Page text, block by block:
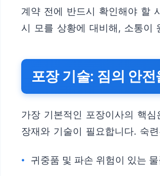
계약 전에 반드시 확인해야 할
시 모를 상황에 대비해, 소통이
포장 기술: 짐의 안
가장 기본적인 포장이사의 핵
장재와 기술이 필요합니다. 숙
귀중품 및 파손 위험이 있는